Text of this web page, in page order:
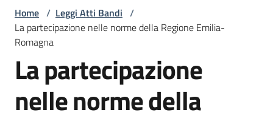
Argomenti
Novità
Home / Leggi Atti Bandi /
La partecipazione nelle norme della Regione Emilia-
Romagna
La partecipazione
nelle norme della